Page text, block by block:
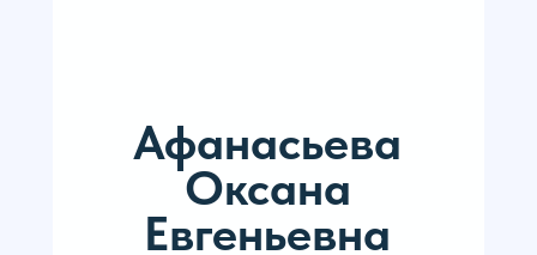
Афанасьева
Оксана
Евгеньевна